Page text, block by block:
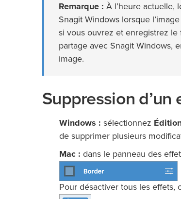
Remarque : À l’heure actuelle,
Snagit Windows lorsque
si vous ouvrez et enregistrez le
partage avec Snagit Windows,
image.
Suppression d’un
Windows : sélectionnez
de supprimer plusieurs
Mac : dans le panneau des
Pour désactiver tous les effets,